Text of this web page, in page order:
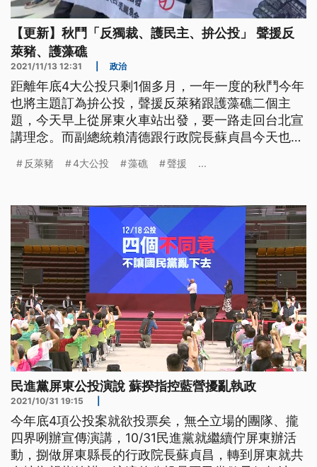
【更新】秋鬥「反獨裁、護民主、拚公投」 聲援反
萊豬、護藻礁
2021/11/13 12:31 政治
距離年底4大公投只剩1個多月，一年一度的秋鬥今年
也將主題訂為拚公投，聲援反萊豬跟護藻礁二個主
題，今天早上從屏東火車站出發，要一路走回台北宣
講理念。而副總統賴清德跟行政院長蘇貞昌今天也南
反萊豬 4大公投 藻礁 聲援 ...
民進黨屏東公投演說 蘇揆指控藍營擾亂執政
2021/10/31 19:15
今年底4項公投案就欲投票矣，無仝立場的團隊、攏
四界咧辦宣傳演講，10/31民進黨就繼續佇屏東辦活
動，捌做屏東縣長的行政院長蘇貞昌，轉到屏東就共